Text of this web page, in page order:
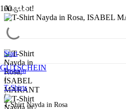
GUTSCHEIN
Angebot!
Start
/
Fashion
/
T-Shirts
/
T-Shirt Nayda in Rosa
SALE
SALE
SALE
SALE
SALE